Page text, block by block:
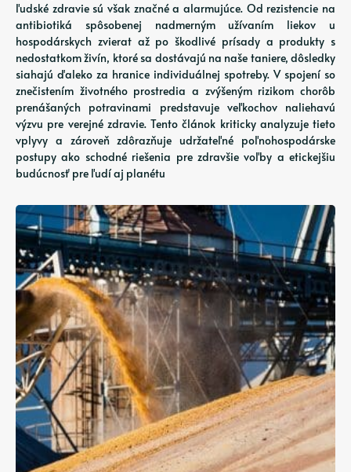
ľudské zdravie sú však značné a alarmujúce. Od rezistencie na
antibiotiká spôsobenej nadmerným užívaním liekov u
hospodárskych zvierat až po škodlivé prísady a produkty s
nedostatkom živín, ktoré sa dostávajú na naše taniere, dôsledky
siahajú ďaleko za hranice individuálnej spotreby. V spojení so
znečistením životného prostredia a zvýšeným rizikom chorôb
prenášaných potravinami predstavuje veľkochov naliehavú
výzvu pre verejné zdravie. Tento článok kriticky analyzuje tieto
vplyvy a zároveň zdôrazňuje udržateľné poľnohospodárske
postupy ako schodné riešenia pre zdravšie voľby a etickejšiu
budúcnosť pre ľudí aj planétu